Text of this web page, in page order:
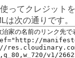
ってクレジット
は次の通りです。